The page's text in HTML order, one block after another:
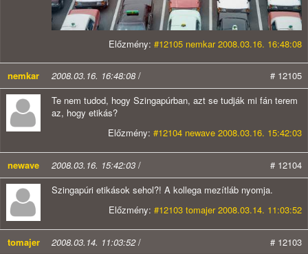
Előzmény: #12105 nemkar 2008.03.16. 16:48:08
nemkar 2008.03.16. 16:48:08 /
# 12105
Te nem tudod, hogy Szingapúrban, azt se tudják mi fán terem
az, hogy etikás?
Előzmény: #12104 newave 2008.03.16. 15:42:03
newave 2008.03.16. 15:42:03 /
# 12104
Szingapúri etikások sehol?! A kollega mezítláb nyomja.
Előzmény: #12103 tomajer 2008.03.14. 11:03:52
tomajer 2008.03.14. 11:03:52/
# 12103